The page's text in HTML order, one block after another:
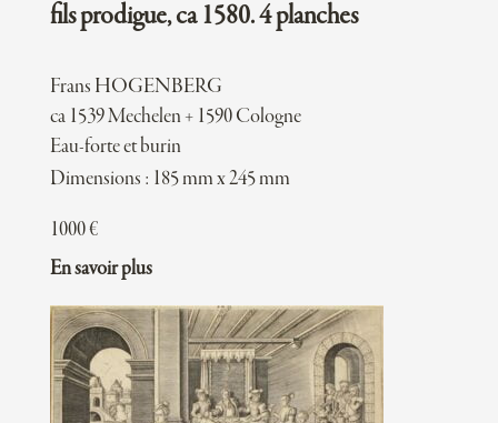
fils prodigue, ca 1580. 4 planches
Frans HOGENBERG
ca 1539 Mechelen + 1590 Cologne
Eau-forte et burin
Dimensions : 185 mm x 245 mm
1000€
En savoir plus